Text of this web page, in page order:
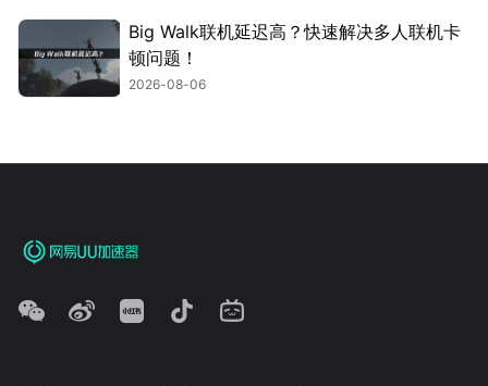
Big Walk联机延迟高？快速解决多人联机卡
顿问题！
2026-08-06